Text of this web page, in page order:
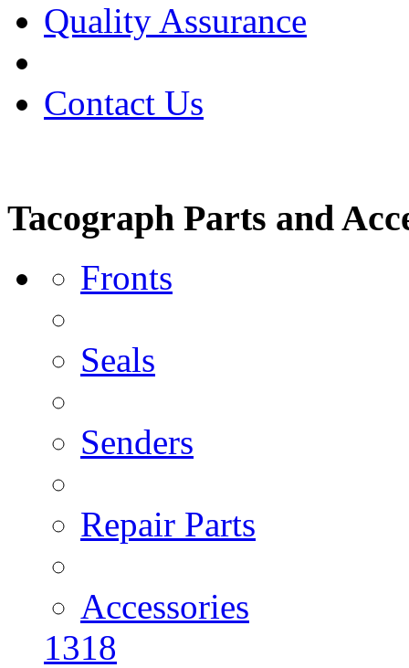
Quality Assurance
Contact Us
Tacograph Parts and
Fronts
Seals
Senders
Repair Parts
Accessories
1318